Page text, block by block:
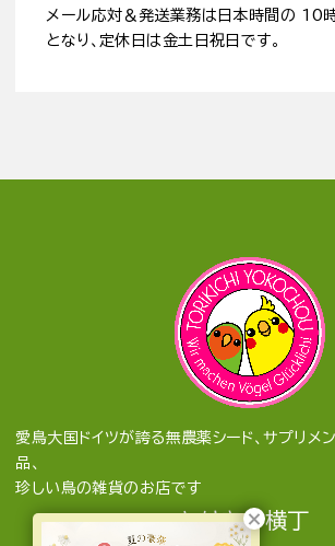
メール応対＆発送業務は日本時間の 10
となり、定休日は金土日祝日です。
愛鳥大国ドイツが誇る無農薬シード、サプリメ
品、
珍しい鳥の雑貨のお店です
とりきち横丁